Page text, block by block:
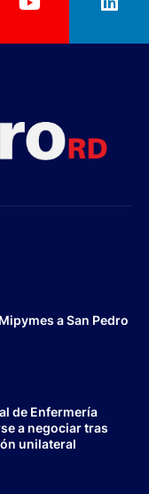
a San Pedro
de Enfermería
a negociar tras
unilateral